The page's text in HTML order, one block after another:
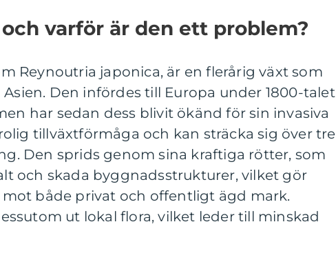
varför är den ett problem?
Reynoutria japonica, är en flerårig växt som
Den infördes till Europa under 1800-talet
har sedan dess blivit ökänd för sin invasiva
tillväxtförmåga och kan sträcka sig över tre
Den sprids genom sina kraftiga rötter, som
och skada byggnadsstrukturer, vilket gör
både privat och offentligt ägd mark.
ut lokal flora, vilket leder till minskad